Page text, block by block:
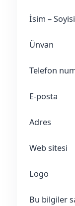
İsim –
Ünvan
Telefon
E-posta
Adres
Web sitesi
Logo
Bu bilgiler